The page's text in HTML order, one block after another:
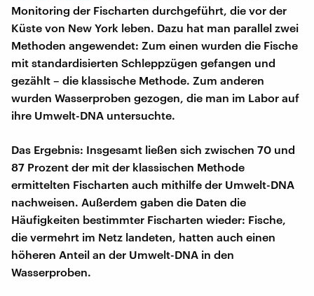
Monitoring der Fischarten durchgeführt, die vor der
Küste von New York leben. Dazu hat man parallel zwei
Methoden angewendet: Zum einen wurden die Fische
mit standardisierten Schleppzügen gefangen und
gezählt – die klassische Methode. Zum anderen
wurden Wasserproben gezogen, die man im Labor auf
ihre Umwelt-DNA untersuchte.
Das Ergebnis: Insgesamt ließen sich zwischen 70 und
87 Prozent der mit der klassischen Methode
ermittelten Fischarten auch mithilfe der Umwelt-DNA
nachweisen. Außerdem gaben die Daten die
Häufigkeiten bestimmter Fischarten wieder: Fische,
die vermehrt im Netz landeten, hatten auch einen
höheren Anteil an der Umwelt-DNA in den
Wasserproben.